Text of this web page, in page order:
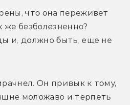
что она переживет
же безболезненно?
и, должно быть, еще не
Он привык к тому,
моложаво и терпеть